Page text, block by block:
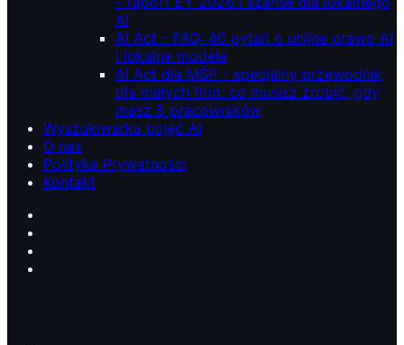
AI
AI Act – FAQ: 40 pytań o unijne prawo AI
i lokalne modele
AI Act dla MŚP – specjalny przewodnik
dla małych firm: co musisz zrobić, gdy
masz 5 pracowników
Wyszukiwarka pojęć AI
O nas
Polityka Prywatności
Kontakt